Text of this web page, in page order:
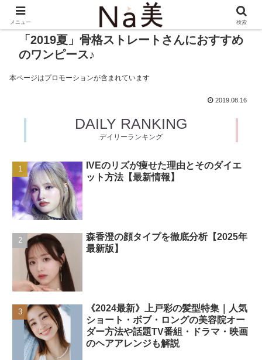
「2019夏」骨格ストレートさんにおすすめ
のワンピース♪
本ページはプロモーションが含まれています
2019.08.16
DAILY RANKING
デイリーランキング
IVEのリズが痩せた理由とそのダイエ
ット方法【最新情報】
森香澄の顔タイプを徹底分析【2025年
最新版】
《2024最新》上戸彩の髪型特集｜人気
ショート・ボブ・ロングの美容院オー
ダー方法や話題TV番組・ドラマ・映画
のヘアアレンジも解説
メニュー 検索